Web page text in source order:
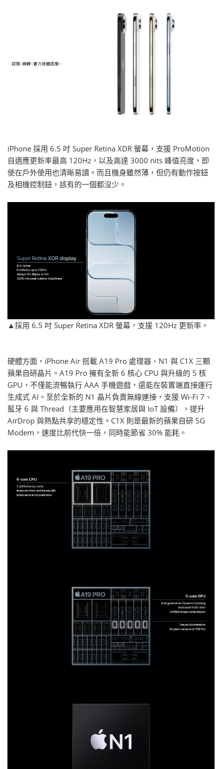
iPhone 採用 6.5 吋 Super Retina XDR 螢幕，支援 ProMotion
自適應更新率最高 120Hz，以及高達 3000 nits 峰值亮度，即
使在戶外使用也清晰易讀。而且機身雖然薄，但仍有動作按鈕
及相機控制鈕，該有的一個都沒少。
▲採用 6.5 吋 Super Retina XDR 螢幕，支援 120Hz 更新率。
硬體方面，iPhone Air 搭載 A19 Pro 處理器、N1 與 C1X 三顆
蘋果自研晶片。A19 Pro 擁有全新 6 核心 CPU 與升級的 5 核
GPU，不僅能流暢執行 AAA 手機遊戲，還能在裝置端直接運行
生成式 AI。至於全新的 N1 晶片負責無線連接，支援 Wi-Fi 7、
藍牙 6 與 Thread（主要應用在智慧家居與 IoT 設備），提升
AirDrop 與熱點共享的穩定性。C1X 則是最新的蘋果自研 5G
Modem，速度比前代快一倍，同時能節省 30% 能耗。